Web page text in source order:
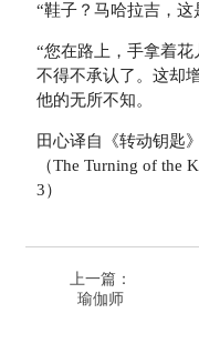
“鞋子？马哈拉吉，这
“您在路上，手拿着花
不得不承认了。这却
他的无所不知。
田心译自《转动钥匙》
（The Turning of the
3）
上一篇：
瑜伽师